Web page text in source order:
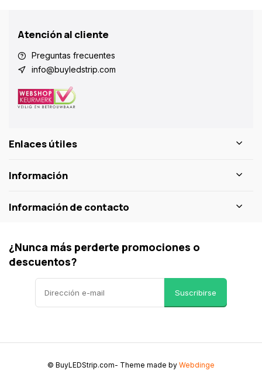
Atención al cliente
Preguntas frecuentes
info@buyledstrip.com
Enlaces útiles
Información
Información de contacto
¿Nunca más perderte promociones o
descuentos?
Suscribirse
© BuyLEDStrip.com- Theme made by Webdinge